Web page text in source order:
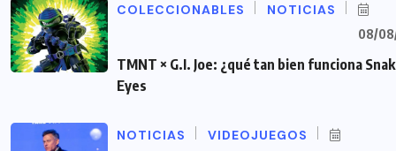
COLECCIONABLES NOTICIAS
08/
TMNT × G.I. Joe: ¿qué tan bien funciona
Eyes
NOTICIAS VIDEOJUEGOS